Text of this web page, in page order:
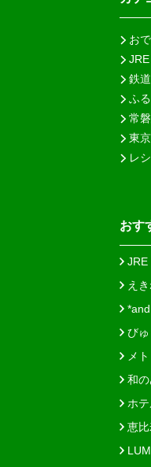
お
鉄
ふ
常
東
レ
おす
JRE
え
び
メ
和
ホ
恵